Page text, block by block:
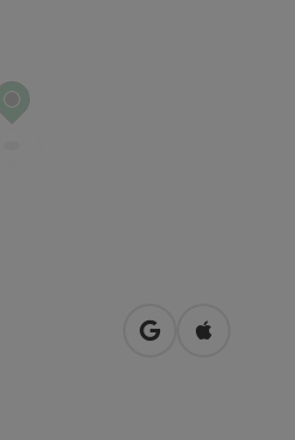
in Google Maps
in Apple